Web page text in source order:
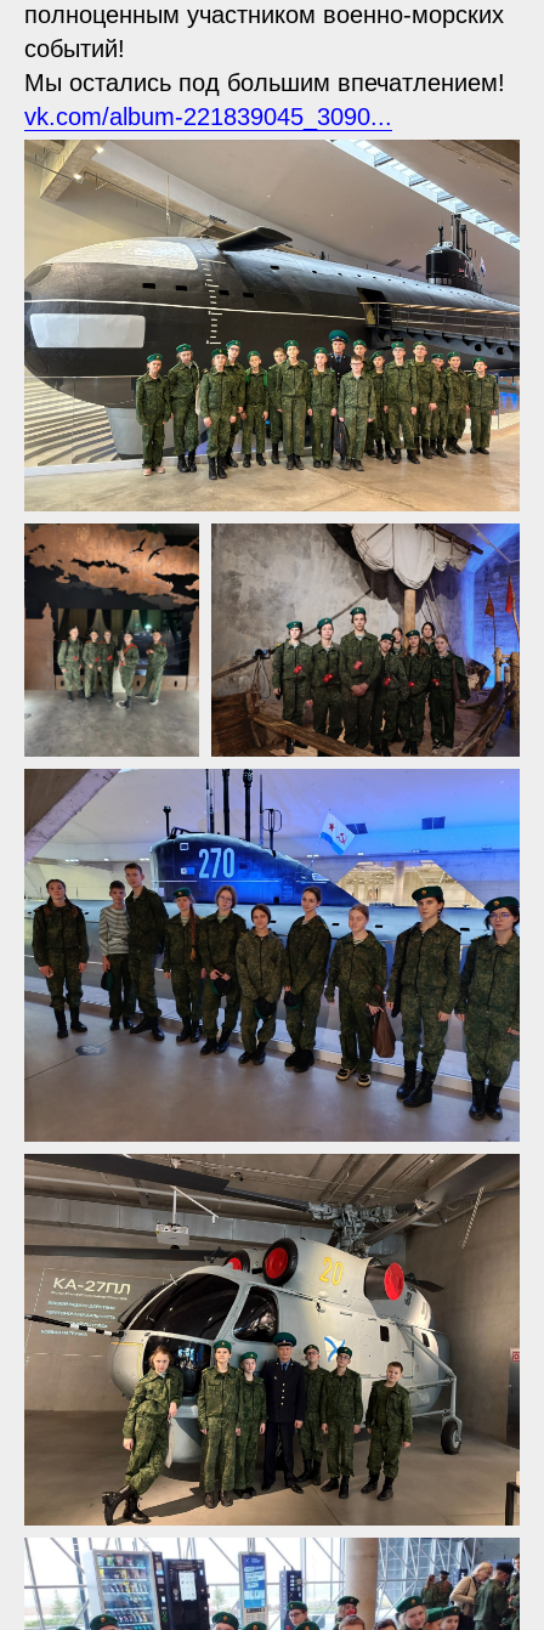
полноценным участником военно-морских
событий!
Мы остались под большим впечатлением!
vk.com/album-221839045_3090...